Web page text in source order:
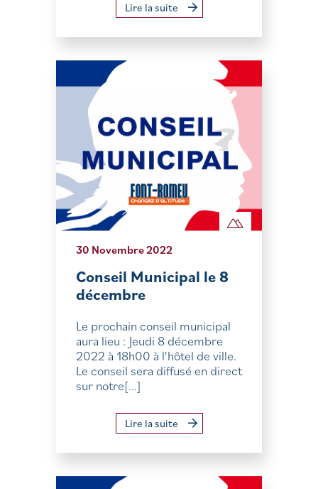
Lire la suite
30 Novembre 2022
Conseil Municipal le 8
décembre
Le prochain conseil municipal
aura lieu : Jeudi 8 décembre
2022 à 18h00 à l'hôtel de ville.
Le conseil sera diffusé en direct
sur notre[...]
Lire la suite